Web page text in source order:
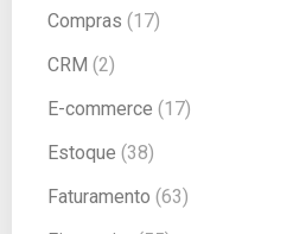
Compras (17)
CRM (2)
E-commerce (17)
Estoque (38)
Faturamento (63)